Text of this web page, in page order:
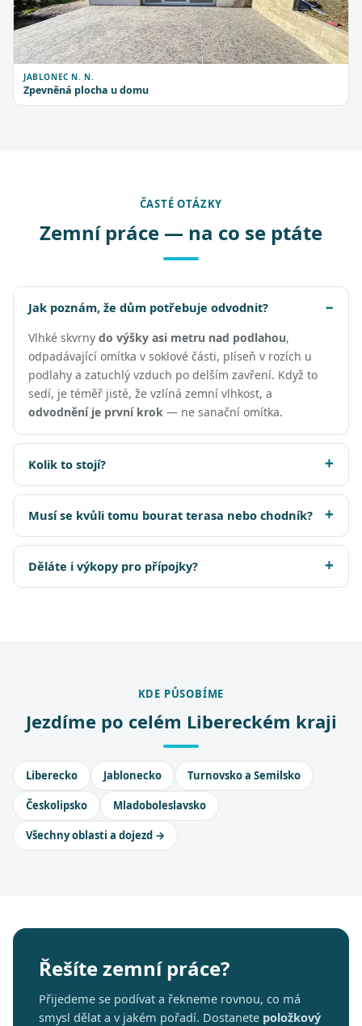
JABLONEC N. N.
Zpevněná plocha u domu
ČASTÉ OTÁZKY
Zemní práce — na co se ptáte
Jak poznám, že dům potřebuje odvodnit?
Vlhké skvrny do výšky asi metru nad podlahou,
odpadávající omítka v soklové části, plíseň v rozích u
podlahy a zatuchlý vzduch po delším zavření. Když to
sedí, je téměř jisté, že vzlíná zemní vlhkost, a
odvodnění je první krok — ne sanační omítka.
Kolik to stojí?
Musí se kvůli tomu bourat terasa nebo chodník?
Děláte i výkopy pro přípojky?
KDE PŮSOBÍME
Jezdíme po celém Libereckém kraji
Liberecko Jablonecko Turnovsko a Semilsko
Českolipsko Mladoboleslavsko
Všechny oblasti a dojezd →
Řešíte zemní práce?
Přijedeme se podívat a řekneme rovnou, co má
smysl dělat a v jakém pořadí. Dostanete položkový